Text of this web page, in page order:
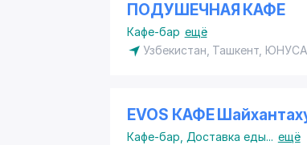
ПОДУШЕЧНАЯ КАФЕ
Кафе-бар ещё
Узбекистан, Ташкент,
EVOS КАФЕ
Кафе-бар Доставка еды... ещё